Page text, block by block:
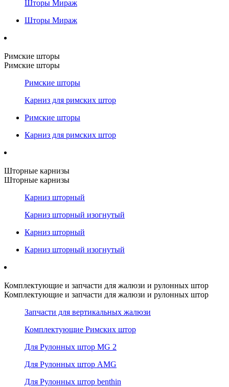
Шторы Мираж
Шторы Мираж
Римские шторы
Римские шторы
Римские шторы
Карниз для римских штор
Римские шторы
Карниз для римских штор
Шторные карнизы
Шторные карнизы
Карниз шторный
Карниз шторный изогнутый
Карниз шторный
Карниз шторный изогнутый
Комплектующие и запчасти для жалюзи и рулонных штор
Комплектующие и запчасти для жалюзи и рулонных штор
Запчасти для вертикальных жалюзи
Комплектующие Римских штор
Для Рулонных штор MG 2
Для Рулонных штор AMG
Для Рулонных штор benthin